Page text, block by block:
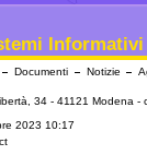
Informativi
Documenti Notizie
34 - 41121 Modena -
2023 10:17